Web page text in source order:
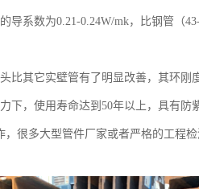
导系数为0.21-0.24W/mk，比钢管（
比其它实壁管有了明显改善，其环刚
下，使用寿命达到50年以上，具有防
很多大型管件厂家或者严格的工程